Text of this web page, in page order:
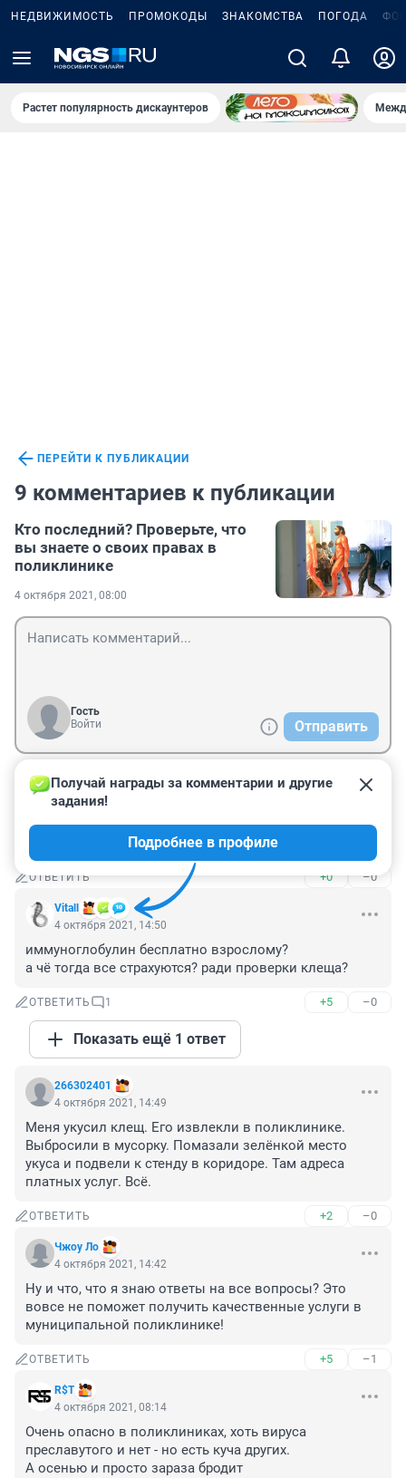
НЕДВИЖИМОСТЬ ПРОМОКОДЫ ЗНАКОМСТВА ПОГОДА
Растет популярность дискаунтеров
ПЕРЕЙТИ К ПУБЛИКАЦИИ
9 комментариев к публикации
Кто последний? Проверьте, что
вы знаете о своих правах в
поликлинике
4 октября 2021, 08:00
Гость
Войти
Отправить
Гость
4 октября 2021, 22:12
Какие бахилы, все самим приходится покупать! 18
ОТВЕТИТЬ +0 –0
Vitall
Получай награды за комментарии и другие
задания!
Подробнее в профиле
4 октября 2021, 14:50
иммуноглобулин бесплатно взрослому?
а чё тогда все страхуются? ради проверки клеща?
ОТВЕТИТЬ 1 +5 –0
Показать ещё 1 ответ
266302401
4 октября 2021, 14:49
Меня укусил клещ. Его извлекли в поликлинике.
Выбросили в мусорку. Помазали зелёнкой место
укуса и подвели к стенду в коридоре. Там адреса
платных услуг. Всё.
ОТВЕТИТЬ +2 –0
Чжоу Ло
4 октября 2021, 14:42
Ну и что, что я знаю ответы на все вопросы? Это
вовсе не поможет получить качественные услуги в
муниципальной поликлинике!
ОТВЕТИТЬ +5 –1
R$Т
4 октября 2021, 08:14
Очень опасно в поликлиниках, хоть вируса
преславутого и нет - но есть куча других.
А осенью и просто зараза бродит